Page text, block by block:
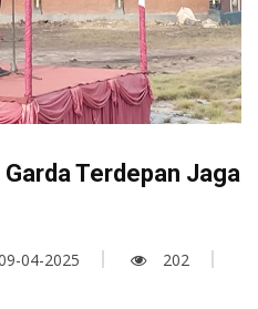
Terdepan Jaga
04-2025
202